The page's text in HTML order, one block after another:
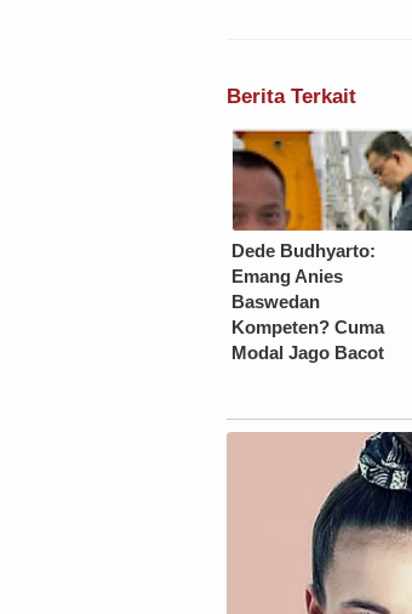
Berita Terkait
Dede Budhyarto:
Emang Anies
Baswedan
Kompeten? Cuma
Modal Jago Bacot